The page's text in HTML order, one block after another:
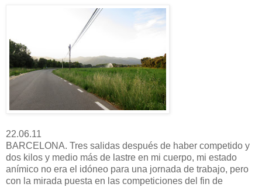
22.06.11
BARCELONA. Tres salidas después de haber competido y
dos kilos y medio más de lastre en mi cuerpo, mi estado
anímico no era el idóneo para una jornada de trabajo, pero
con la mirada puesta en las competiciones del fin de